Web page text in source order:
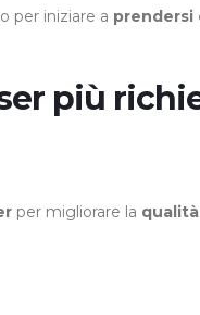
per iniziare a prendersi
più
per migliorare la qualità